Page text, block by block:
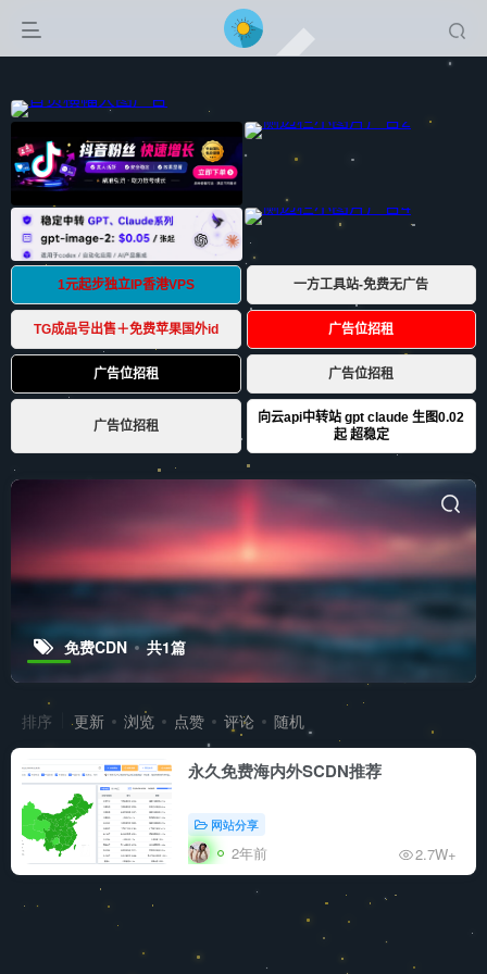
免费CDN 共1篇
排序 更新 浏览 点赞 评论 随机
永久免费海内外SCDN推荐
网站分享
2年前 2.7W+